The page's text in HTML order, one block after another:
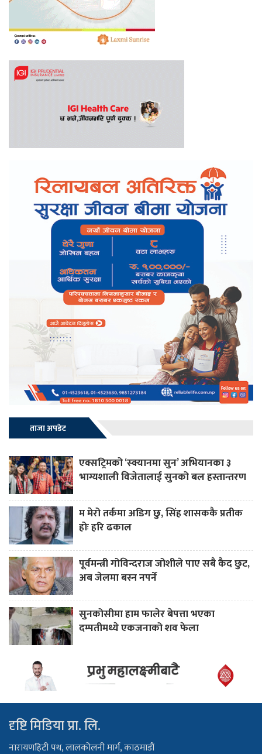
ताजा अपडेट
एक्सट्रिमको ‘स्क्यानमा सुन’ अभियानका ३
भाग्यशाली विजेतालाई सुनको बल हस्तान्तरण
म मेरो तर्कमा अडिग छु, सिंह शासककै प्रतीक
होः हरि ढकाल
पूर्वमन्त्री गोविन्दराज जोशीले पाए सबै कैद छुट,
अब जेलमा बस्न नपर्ने
सुनकोसीमा हाम फालेर बेपत्ता भएका
दम्पतीमध्ये एकजनाको शव फेला
दृष्टि मिडिया प्रा. लि.
नारायणहिटी पथ, लालकोलनी मार्ग, काठमाडौं